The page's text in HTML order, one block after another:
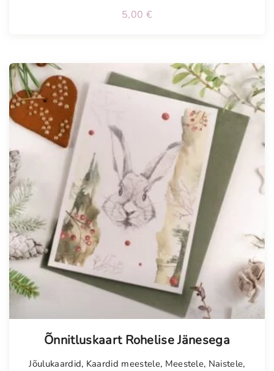
5,00 €
Õnnitluskaart Rohelise Jänesega
Jõulukaardid, Kaardid meestele, Meestele, Naistele,